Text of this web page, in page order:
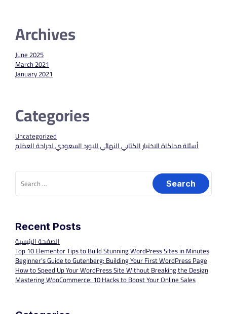
Archives
June 2025
March 2021
January 2021
Categories
Uncategorized
أسئلة محاكاة الاختبار الكتابي النهائي للبورد السعودي لجراحة العظام
Search
for:
Recent Posts
الصفحة الرئيسية
Top 10 Elementor Tips to Build Stunning WordPress Sites in Minutes
Beginner’s Guide to Gutenberg: Building Your First WordPress Page
How to Speed Up Your WordPress Site Without Breaking the Design
Mastering WooCommerce: 10 Hacks to Boost Your Online Sales